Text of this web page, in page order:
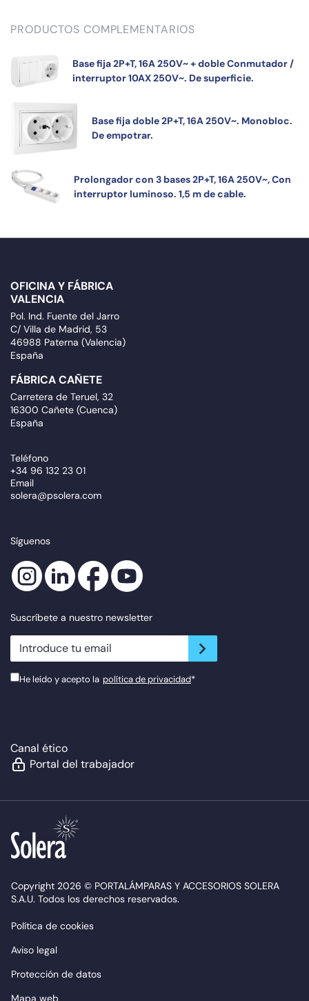
PRODUCTOS COMPLEMENTARIOS
Base fija 2P+T, 16A 250V~ + doble Conmutador /
interruptor 10AX 250V~. De superficie.
Base fija doble 2P+T, 16A 250V~. Monobloc.
De empotrar.
Prolongador con 3 bases 2P+T, 16A 250V~, Con
interruptor luminoso. 1,5 m de cable.
OFICINA Y FÁBRICA
VALENCIA
Pol. Ind. Fuente del Jarro
C/ Villa de Madrid, 53
46988 Paterna (Valencia)
España
FÁBRICA CAÑETE
Carretera de Teruel, 32
16300 Cañete (Cuenca)
España
Teléfono
+34 96 132 23 01
Email
solera@psolera.com
Síguenos
Suscríbete a nuestro newsletter
newsletter.suscribe
He leído y acepto la política de privacidad*
Canal ético
Portal del trabajador
Copyright 2026 © PORTALÁMPARAS Y ACCESORIOS SOLERA
S.A.U. Todos los derechos reservados.
Política de cookies
Aviso legal
Protección de datos